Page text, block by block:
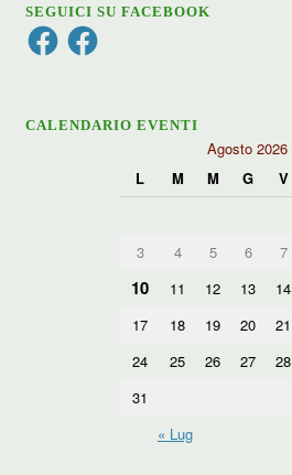
SEGUICI SU FACEBOOK
FacebookFacebook
CALENDARIO EVENTI
Agosto 2026
L
M M G V
3
4 5 6 7
10 11 12 13 14
17
18 19 20 21
24
25 26 27 28
31
« Lug